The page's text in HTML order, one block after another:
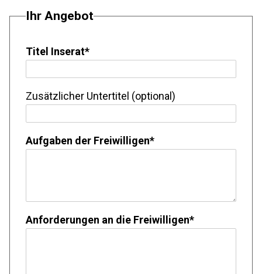
Ihr Angebot
Titel Inserat*
Zusätzlicher Untertitel (optional)
Aufgaben der Freiwilligen*
Anforderungen an die Freiwilligen*